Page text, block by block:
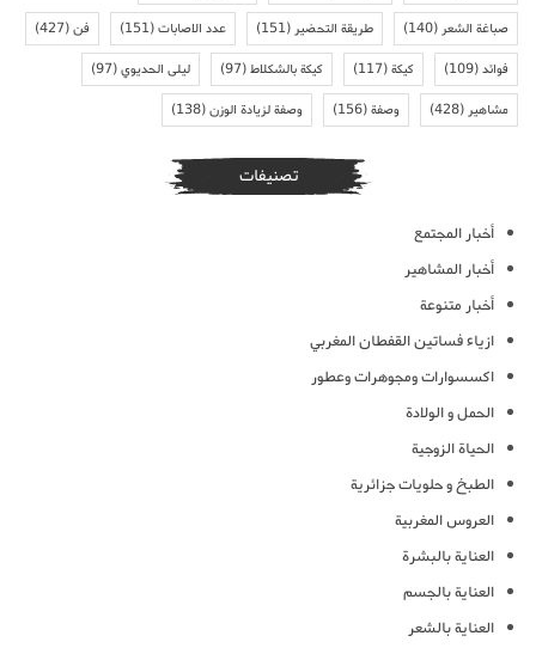
صباغة الشعر(140) طريقة التحضير(151) عدد الاصابات(151) فن(427)
فوائد(109) كيكة(117) كيكة بالشكلاط(97) ليلى الحديوي(97)
مشاهير(428) وصفة(156) وصفة لزيادة الوزن(138)
تصنيفات
أخبار المجتمع
أخبار المشاهير
أخبار متنوعة
ازياء فساتين القفطان المغربي
اكسسوارات ومجوهرات وعطور
الحمل و الولادة
الحياة الزوجية
الطبخ و حلويات جزائرية
العروس المغربية
العناية بالبشرة
العناية بالجسم
العناية بالشعر